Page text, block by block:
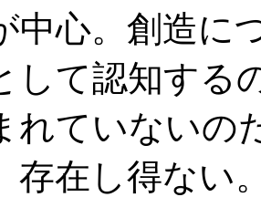
中心。創造に
して認知する
れていないの
存在し得ない